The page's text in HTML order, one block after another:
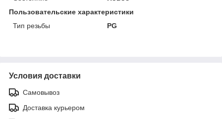
Пользовательские характеристики
Тип резьбы
PG
Условия доставки
Самовывоз
Доставка курьером